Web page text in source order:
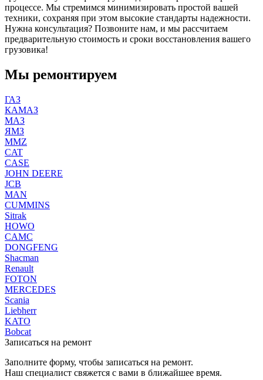
процессе. Мы стремимся минимизировать простой вашей
техники, сохраняя при этом высокие стандарты надежности.
Нужна консультация? Позвоните нам, и мы рассчитаем
предварительную стоимость и сроки восстановления вашего
грузовика!
Мы ремонтируем
ГАЗ
КАМАЗ
МАЗ
ЯМЗ
MMZ
CAT
CASE
JOHN DEERE
JCB
MAN
CUMMINS
Sitrak
HOWO
CAMC
DONGFENG
Shacman
Renault
FOTON
MERCEDES
Scania
Liebherr
KATO
Bobcat
Записаться на ремонт
Заполните форму, чтобы записаться на ремонт.
Наш специалист свяжется с вами в ближайшее время.